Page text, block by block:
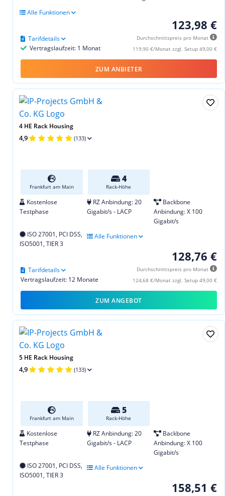
Alle Funktionen
123,98 €
Durchschnittspreis pro Monat
119,90 €/Monat zzgl. Setup 49,00 €
Vertragslaufzeit: 1 Monat
Tarifdetails
ZUM ANBIETER
4 HE Rack Housing
4,9 (133)
Frankfurt am Main
4
Rack-Höhe
Kostenlose
Testphase
RZ Anbindung: 20
Gigabit/s - LACP
Backbone
Anbindung: X 100
Gigabit/s
ISO 27001, PCI DSS,
ISO5001, TIER 3
Alle Funktionen
128,76 €
Durchschnittspreis pro Monat
124,68 €/Monat zzgl. Setup 49,00 €
Vertragslaufzeit: 12 Monate
Tarifdetails
ZUM ANGEBOT
5 HE Rack Housing
4,9 (133)
Frankfurt am Main
5
Rack-Höhe
Kostenlose
Testphase
RZ Anbindung: 20
Gigabit/s - LACP
Backbone
Anbindung: X 100
Gigabit/s
ISO 27001, PCI DSS,
ISO5001, TIER 3
Alle Funktionen
158,51 €